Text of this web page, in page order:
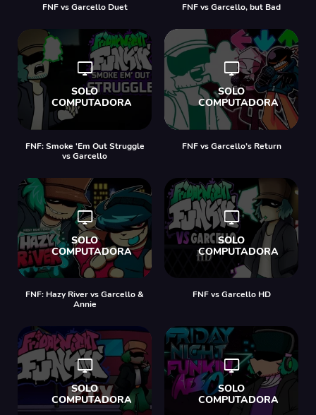
FNF vs Garcello Duet FNF vs Garcello, but Bad
FNF: Smoke 'Em Out Struggle
vs Garcello
FNF vs Garcello’s Return
FNF: Hazy River vs Garcello &
Annie
FNF vs Garcello HD